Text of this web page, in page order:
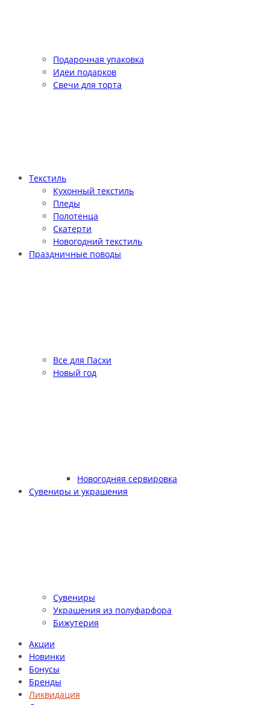
Подарочная упаковка
Идеи подарков
Свечи для торта
Текстиль
Кухонный текстиль
Пледы
Полотенца
Скатерти
Новогодний текстиль
Праздничные поводы
Все для Пасхи
Новый год
Новогодняя сервировка
Сувениры и украшения
Сувениры
Украшения из полуфарфора
Бижутерия
Акции
Новинки
Бонусы
Бренды
Ликвидация